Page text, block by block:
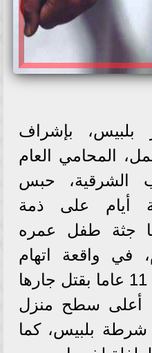
بلبيس، بإشراف
المحامي العام
الشرقية، حبس
أيام على ذمة
جثة طفل عمره
في واقعة اتهام
طفلتهما البالغ عمرها 11 عاما بقتل جارها
أعلى سطح منزل
شرطة بلبيس، كما